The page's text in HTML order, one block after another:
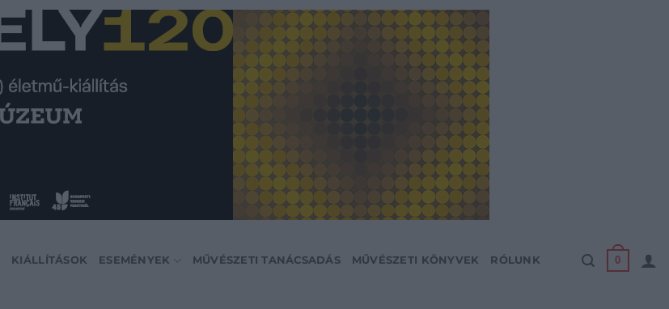
KIÁLLÍTÁSOK ESEMÉNYEK MŰVÉSZETI TANÁCSADÁS MŰVÉSZETI KÖNYVEK RÓLUNK 0